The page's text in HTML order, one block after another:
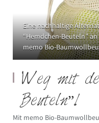
Eine nachhaltige
“Hemdchen-Beuteln”
memo Bio-
Weg mit
Beuteln”!
Mit memo Bio-